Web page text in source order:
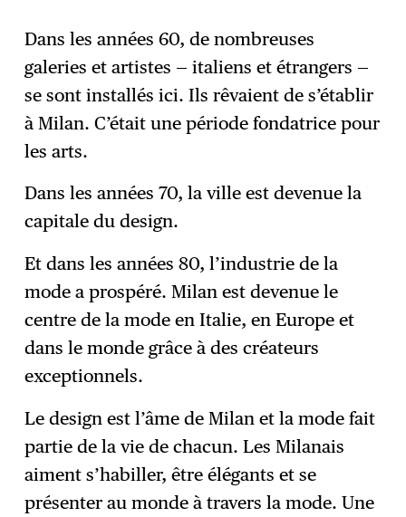
Dans les années 60, de nombreuses
galeries et artistes — italiens et étrangers —
se sont installés ici. Ils rêvaient de s’établir
à Milan. C’était une période fondatrice pour
les arts.
Dans les années 70, la ville est devenue la
capitale du design.
Et dans les années 80, l’industrie de la
mode a prospéré. Milan est devenue le
centre de la mode en Italie, en Europe et
dans le monde grâce à des créateurs
exceptionnels.
Le design est l’âme de Milan et la mode fait
partie de la vie de chacun. Les Milanais
aiment s’habiller, être élégants et se
présenter au monde à travers la mode. Une